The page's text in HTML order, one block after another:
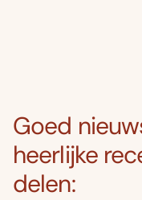
Goed
heerlijke
delen: